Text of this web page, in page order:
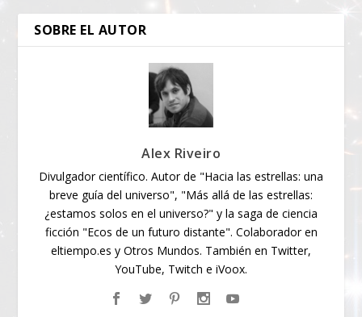
SOBRE EL AUTOR
Alex Riveiro
Divulgador científico. Autor de "Hacia las estrellas: una
breve guía del universo", "Más allá de las estrellas:
¿estamos solos en el universo?" y la saga de ciencia
ficción "Ecos de un futuro distante". Colaborador en
eltiempo.es y Otros Mundos. También en Twitter,
YouTube, Twitch e iVoox.